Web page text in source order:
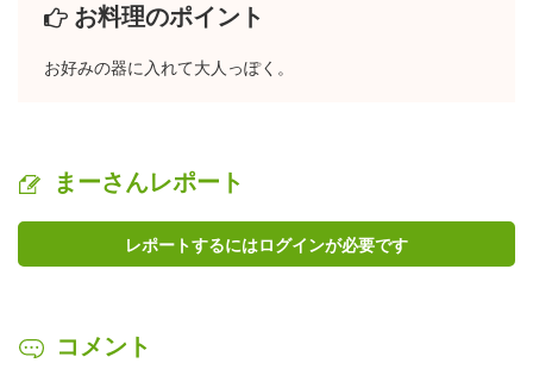
お料理のポイント
お好みの器に入れて大人っぽく。
まーさんレポート
レポートするにはログインが必要です
コメント